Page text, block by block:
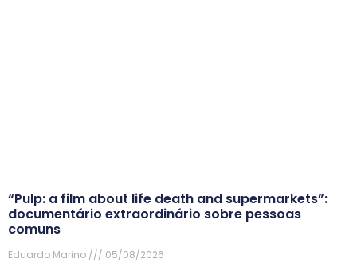
“Pulp: a film about life death and supermarkets”:
documentário extraordinário sobre pessoas
comuns
Eduardo Marino 05/08/2026